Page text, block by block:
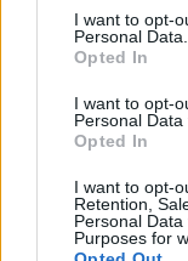
consent section.
I want to opt-
Personal Data.
Opted In
I want to opt-
Personal Data
Opted In
I want to opt-
Retention,
Personal
Purposes for
Béres Ilona
huszonkét
jelöltek egymás
személyt, akik
kerül ki a győztes.
A sátor